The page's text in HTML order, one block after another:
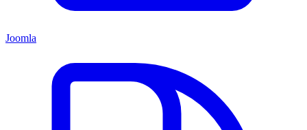
Joomla